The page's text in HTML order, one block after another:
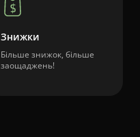
Знижки
Більше знижок, більше
заощаджень!